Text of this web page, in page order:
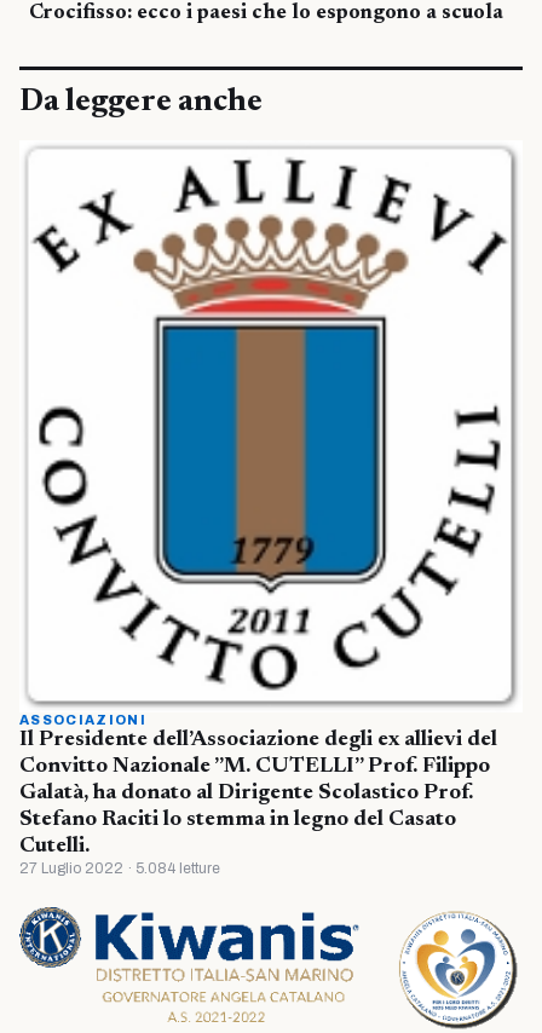
Crocifisso: ecco i paesi che lo espongono a scuola
Da leggere anche
ASSOCIAZIONI
Il Presidente dell’Associazione degli ex allievi del
Convitto Nazionale ”M. CUTELLI” Prof. Filippo
Galatà, ha donato al Dirigente Scolastico Prof.
Stefano Raciti lo stemma in legno del Casato
Cutelli.
27 Luglio 2022 · 5.084 letture